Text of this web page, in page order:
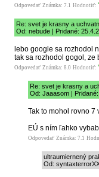
Odpovedať Známka: 7.1 Hodnotiť:
Re: svet je krasny a
Od: nebude | Pridané:
lebo google sa rozhodol
tak sa rozhodol gogol, ze
Odpovedať Známka: 8.0 Hodnotiť:
Re: svet je krasny a
Od: Jaaasom |
Tak to mohol rovno 7
EÚ s ním ľahko
Odpovedať Známka: 7.1
ultraumiernený
Od: